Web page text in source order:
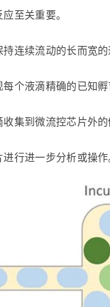
至关重要。
连续流动的长而宽的
个液滴精确的已知孵
集到微流控芯片外
行进一步分析或操作